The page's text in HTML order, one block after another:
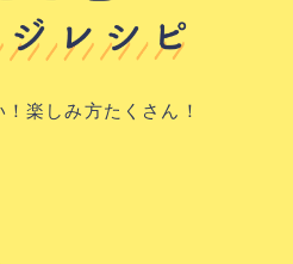
楽しみ方たくさん！